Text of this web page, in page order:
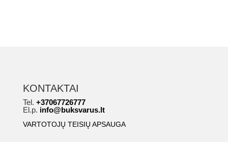
KONTAKTAI
Tel. +37067726777
El.p. info@buksvarus.lt
VARTOTOJŲ TEISIŲ APSAUGA